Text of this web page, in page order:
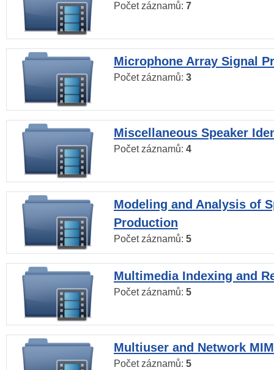
Počet záznamů: 7
Microphone Array Signal
Počet záznamů: 3
Miscellaneous Speaker
Počet záznamů: 4
Modeling and Analysis of
Production
Počet záznamů: 5
Multimedia Indexing and
Počet záznamů: 5
Multiuser and Network
Počet záznamů: 5